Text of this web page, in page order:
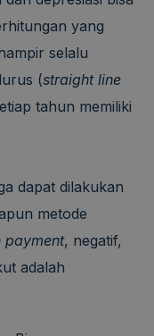
yang
selalu
(straight line
tahun memiliki
dapat dilakukan
metode
payment, negatif,
adalah